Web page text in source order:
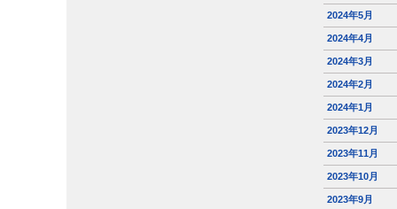
2024年5月
2024年4月
2024年3月
2024年2月
2024年1月
2023年12月
2023年11月
2023年10月
2023年9月